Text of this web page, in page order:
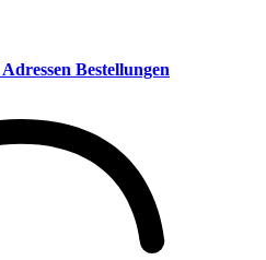
Adressen Bestellungen